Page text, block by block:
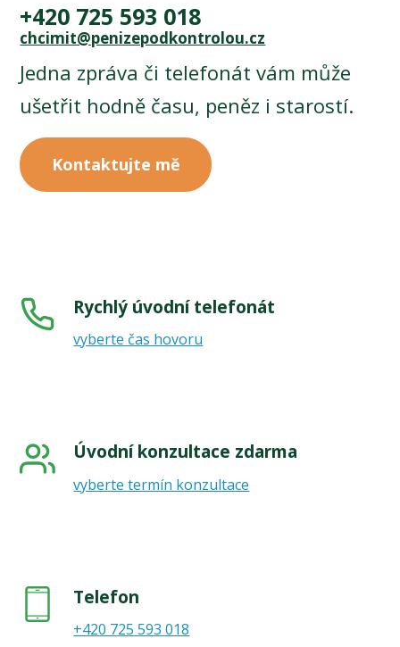
+420 725 593 018
chcimit@penizepodkontrolou.cz
Jedna zpráva či telefonát vám může
ušetřit hodně času, peněz i starostí.
Kontaktujte mě
Rychlý úvodní telefonát
vyberte čas hovoru
Úvodní konzultace zdarma
vyberte termín konzultace
Telefon
+420 725 593 018